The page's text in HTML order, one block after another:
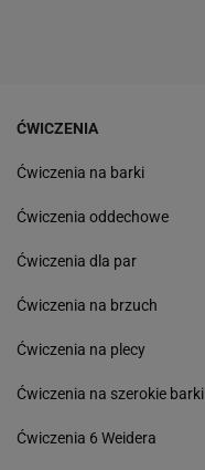
ĆWICZENIA
Ćwiczenia na barki
Ćwiczenia oddechowe
Ćwiczenia dla par
Ćwiczenia na brzuch
Ćwiczenia na plecy
Ćwiczenia na szerokie barki
Ćwiczenia 6 Weidera